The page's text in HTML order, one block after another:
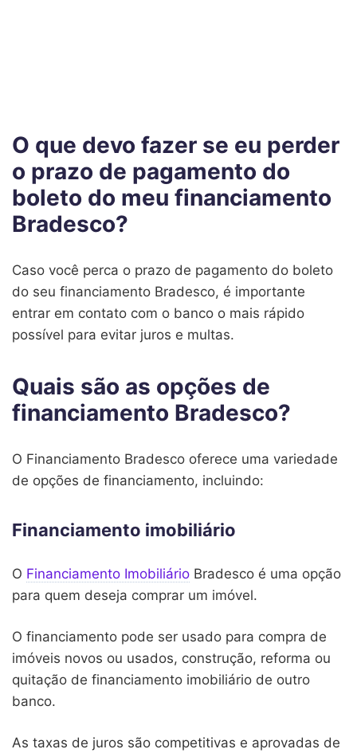
O que devo fazer se eu perder
o prazo de pagamento do
boleto do meu financiamento
Bradesco?
Caso você perca o prazo de pagamento do boleto
do seu financiamento Bradesco, é importante
entrar em contato com o banco o mais rápido
possível para evitar juros e multas.
Quais são as opções de
financiamento Bradesco?
O Financiamento Bradesco oferece uma variedade
de opções de financiamento, incluindo:
Financiamento imobiliário
O Financiamento Imobiliário Bradesco é uma opção
para quem deseja comprar um imóvel.
O financiamento pode ser usado para compra de
imóveis novos ou usados, construção, reforma ou
quitação de financiamento imobiliário de outro
banco.
As taxas de juros são competitivas e aprovadas de